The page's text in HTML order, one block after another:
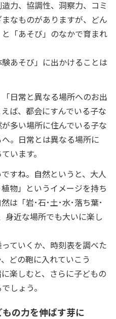
力、協調性、洞察力、コミ
なものがありますが、どん
「あそび」のなかで育まれ
あそび」に出かけることは
日常と異なる場所へのお出
ば、都会にすんでいる子な
多い場所に住んでいる子な
。日常とは異なる場所に
います。
すね。自然というと、大人
物」というイメージを持ち
は「岩･石･土･水･落ち葉･
身近な場所でも大いに楽し
ていくか、時刻表を調べた
どの鞄に入れていこう
楽しむと、さらに子どもの
しょう。
の力を伸ばす芽に